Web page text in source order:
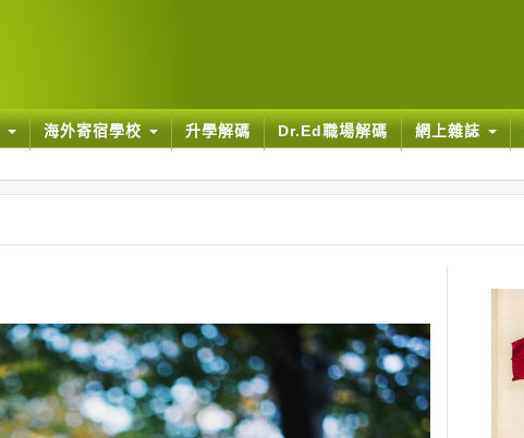
海外寄宿學校 升學解碼 Dr.Ed職場解碼 網上雜誌